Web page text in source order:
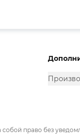
собой право без